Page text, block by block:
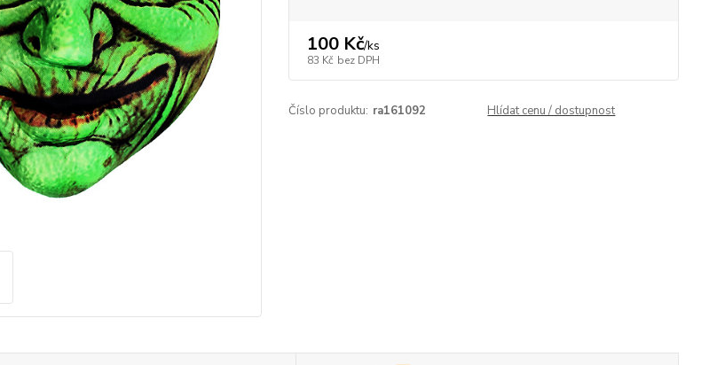
100 Kč/ks
83 Kč bez DPH
Číslo produktu: ra161092 Hlídat cenu / dostupnost